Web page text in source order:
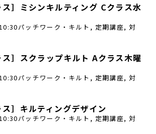
ス］ミシンキルティング Cクラス水
パッチワーク・キルト , 定期講座,対
ス］スクラップキルト Aクラス木曜
パッチワーク・キルト , 定期講座,対
ス］キルティングデザイン
パッチワーク・キルト , 定期講座,対